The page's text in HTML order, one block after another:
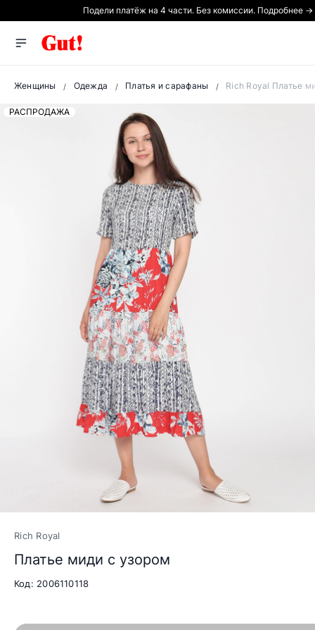
Подели платёж на 4 части. Без комиссии. Подробнее →
Женщины Одежда Платья и сарафаны Rich Royal Платье
РАСПРОДАЖА
Rich Royal
Платье миди с узором
Код: 2006110118